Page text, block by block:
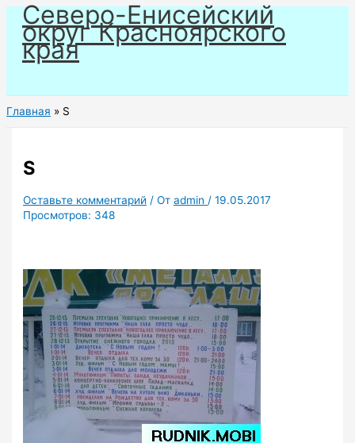
Перейти
содержимому
Северо-Енисейский
округ Красноярского
края
Главная S
S
Оставьте комментарий / Отadmin /19.05.2017
Просмотров: 348